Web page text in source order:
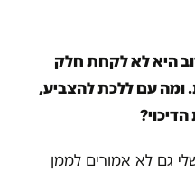
היא לא לקחת חלק
ומה עם ללכת להצביע,
גם לא אמורים לממן